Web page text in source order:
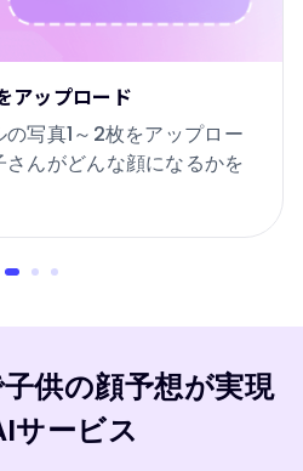
アップロード
写真1～2枚をアップロー
さんがどんな顔になるかを
供の顔予想が実現
サービス